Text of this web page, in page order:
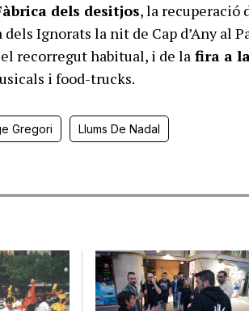
dels desitjos, la recuperació
Ignorats la nit de Cap d’Any al
recorregut habitual, i de la fira a
i food-trucks.
Gregori Llums De Nadal